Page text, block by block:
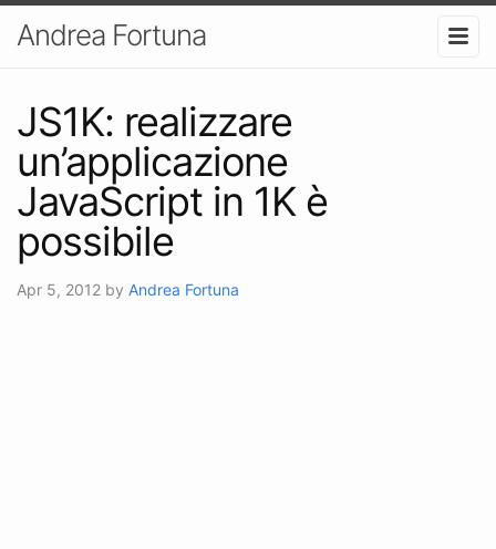
Andrea Fortuna
JS1K: realizzare
un’applicazione
JavaScript in 1K è
possibile
Apr 5, 2012 by Andrea Fortuna